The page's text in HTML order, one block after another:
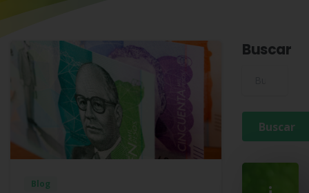
Blog
Buscar